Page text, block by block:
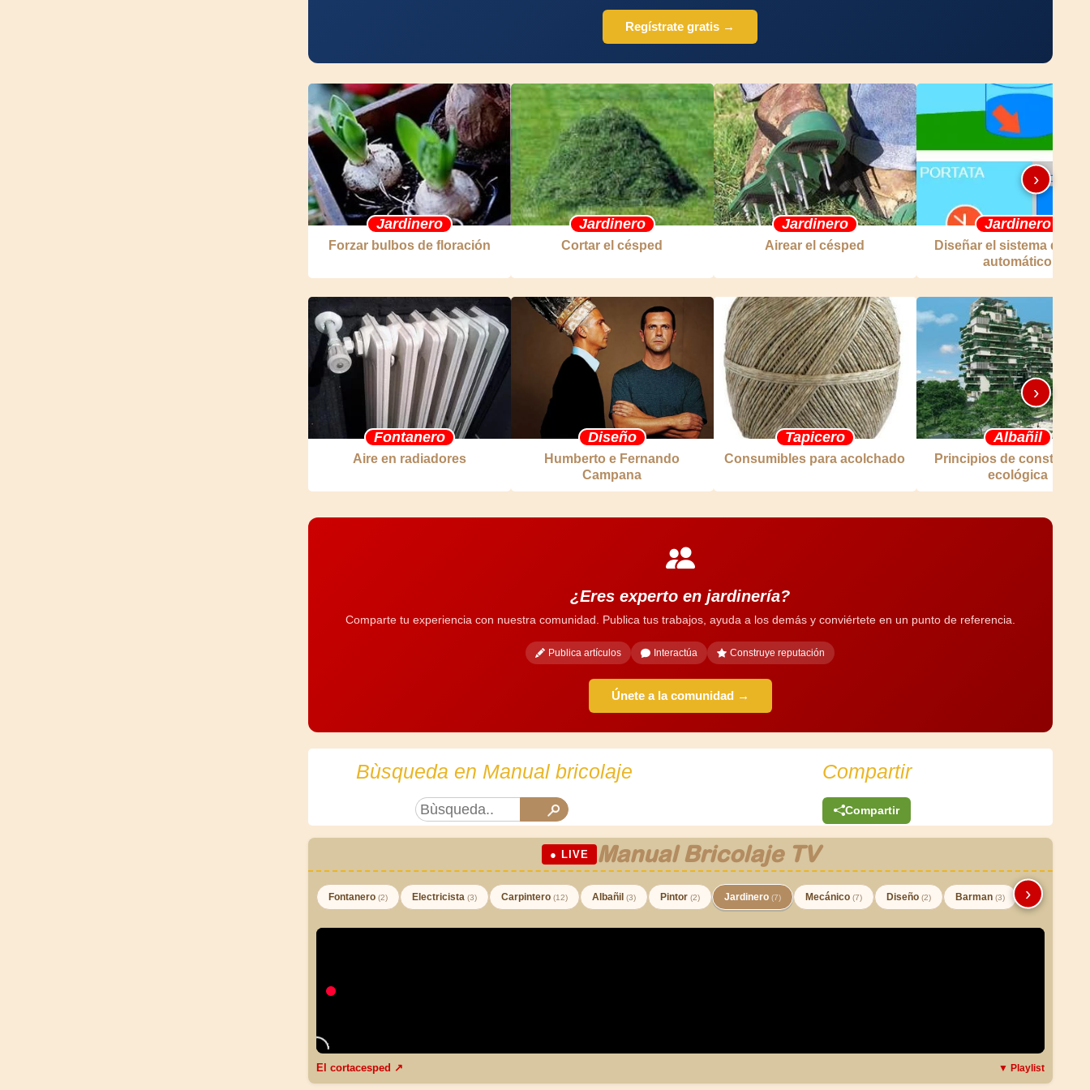
Regístrate gratis →
Jardinero
Forzar bulbos de floración
Jardinero
Cortar el césped
Jardinero
Airear el césped
Jardinero
Diseñar el sistema de
automático
›
Fontanero
Aire en radiadores
Diseño
Humberto e Fernando
Campana
Tapicero
Consumibles para acolchado
Albañil
Principios de
ecológica
›
¿Eres experto en jardinería?
Comparte tu experiencia con nuestra comunidad. Publica tus trabajos, ayuda a los demás y conviértete en un punto de referencia.
Publica artículos Interactúa Construye reputación
Únete a la comunidad →
Bùsqueda en Manual bricolaje Compartir
Compartir
● LIVE Manual Bricolaje TV
Fontanero (2) Electricista (3) Carpintero (12) Albañil (3) Pintor (2) Jardinero (7) Mecánico (7) Diseño (2) Barman (3) ›
El cortacesped ↗ ▼ Playlist